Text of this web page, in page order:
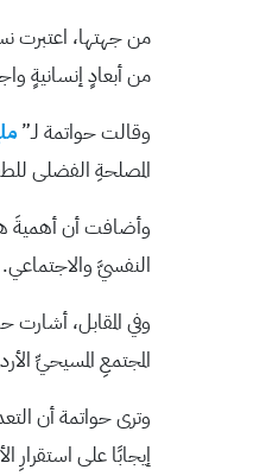
من جهتها، اعتبرت
من أبعادٍ إنسانيةٍ
وقالت حواتمة لـ”
المصلحةِ الفضلى
وأضافت أن أهميةَ
النفسيَّ والاجتماعي.
وفي المقابل، أشارت
المجتمعِ المسيحيِّ
وترى حواتمة أن
إيجابًا على استقرارِ